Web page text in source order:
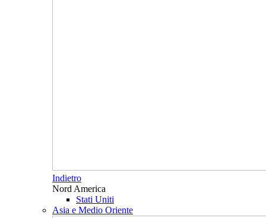
Indietro
Nord America
Stati Uniti
Asia e Medio Oriente